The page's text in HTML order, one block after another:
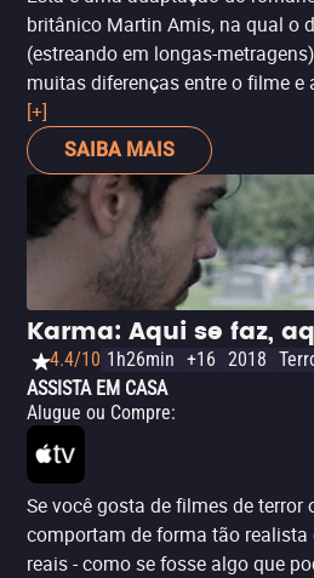
britânico Martin Amis, na qual o
(estreando em longas-
muitas diferenças entre o filme e
Fields’ tem ideias interessantes e
com nomes como Amber Head,
Delevingne, Jason Isaacs, Jaimie
Thornton e até Johnny Depp,
de conquistar a crítica e o
pela curiosidade. O filme não
chega direto para o streaming.
[+]
SAIBA MAIS
Karma: Aqui se faz,
4.4/10 1h26min +16 2018
ASSISTA EM CASA
Alugue ou Compre:
Se você gosta de filmes de terror
comportam de forma tão realista
reais - como se fosse algo que